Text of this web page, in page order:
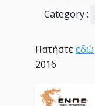
Category :
Πατήστεεδώ
2016